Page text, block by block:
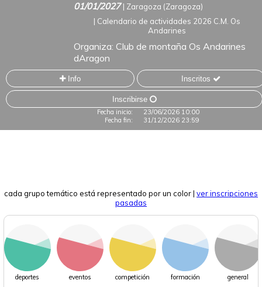
01/01/2027 | Zaragoza (Zaragoza)
| Calendario de actividades 2026 C.M. Os
Andarines
Organiza: Club de montaña Os Andarines
dAragon
Info Inscritos
Inscribirse
Fecha inicio:
23/06/2026 10:00
Fecha fin:
31/12/2026 23:59
cada grupo temático está representado por un color| ver inscripciones
pasadas
deportes eventos competición formación general